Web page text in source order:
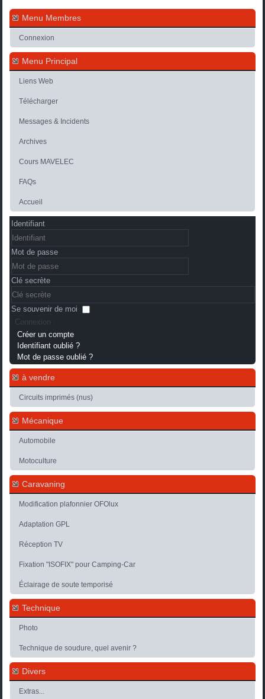
Menu Membres
Connexion
Menu Principal
Liens Web
Télécharger
Messages & Incidents
Archives
Cours MAVELEC
FAQs
Accueil
Identifiant
Mot de passe
Clé secrète
Se souvenir de moi
Connexion
Créer un compte
Identifiant oublié ?
Mot de passe oublié ?
à vendre
Circuits imprimés (nus)
Mécanique
Automobile
Motoculture
Caravaning
Modification plafonnier OFOlux
Adaptation GPL
Réception TV
Fixation "ISOFIX" pour Camping-Car
Éclairage de soute temporisé
Technique
Photo
Technique de soudure, quel avenir ?
Divers
Extras...